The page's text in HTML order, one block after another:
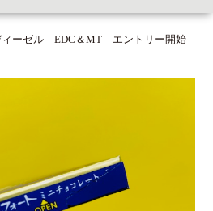
ーゼル EDC＆MT エントリー開始